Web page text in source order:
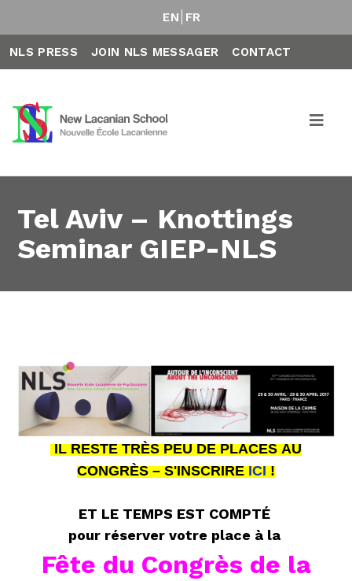
EN FR
NLS PRESS JOIN NLS MESSAGER CONTACT
Tel Aviv – Knottings
Seminar GIEP-NLS
IL RESTE TRÈS PEU DE PLACES AU
CONGRÈS – S'INSCRIREICI !
ET LE TEMPS EST COMPTÉ
pour réserver votre place à la
Fête du Congrès de la